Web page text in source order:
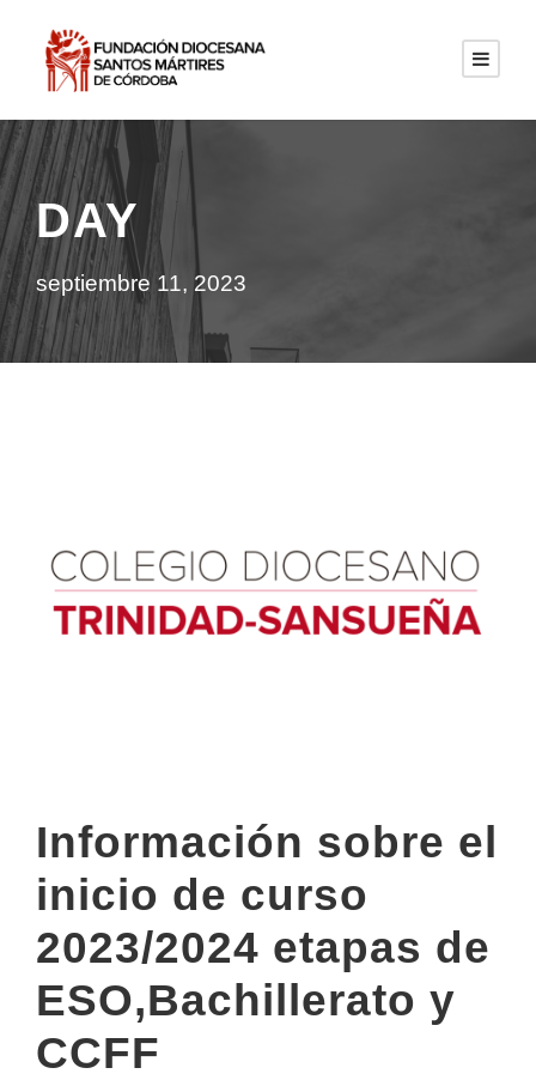
DAY
septiembre 11, 2023
Información sobre el
inicio de curso
2023/2024 etapas de
ESO,Bachillerato y
CCFF